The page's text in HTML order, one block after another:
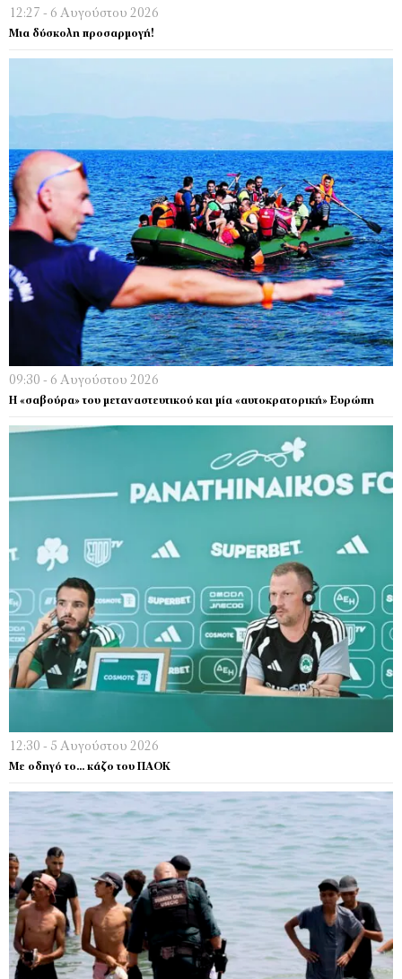
12:27 - 6 Αυγούστου 2026
Μια δύσκολη προσαρμογή!
09:30 - 6 Αυγούστου 2026
Η «σαβούρα» του μεταναστευτικού και μία «αυτοκρατορική» Ευρώπη
12:30 - 5 Αυγούστου 2026
Με οδηγό το… κάζο του ΠΑΟΚ